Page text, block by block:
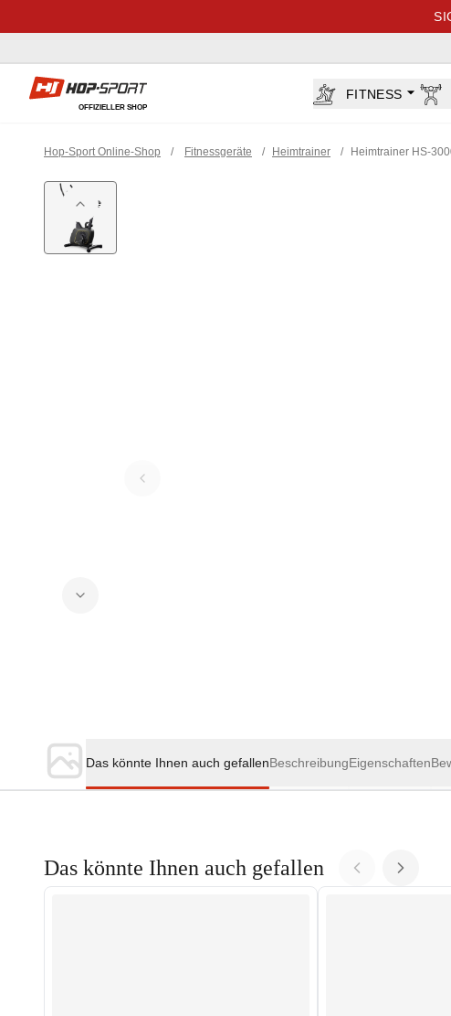
Hop-sport.at
OFFIZIELLER SHOP
FITNESS
Hop-Sport Online-Shop / Fitnessgeräte / Heimtrainer / Heimtrainer HS-
Das könnte Ihnen auch gefallenBeschreibungEigenschaften
Das könnte Ihnen auch gefallen